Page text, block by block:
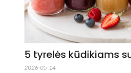
5 tyrelės kūdikiams
2026-05-14